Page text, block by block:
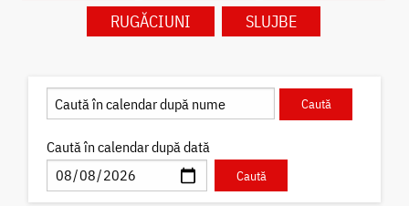
RUGĂCIUNI
SLUJBE
Caută în calendar după dată